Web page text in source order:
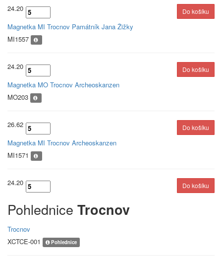
24.20
Magnetka MI Trocnov Památník Jana Žižky
MI1557
24.20
Magnetka MO Trocnov Archeoskanzen
MO203
26.62
Magnetka MI Trocnov Archeoskanzen
MI1571
24.20
Pohlednice Trocnov
Trocnov
XCTCE-001
Pohlednice